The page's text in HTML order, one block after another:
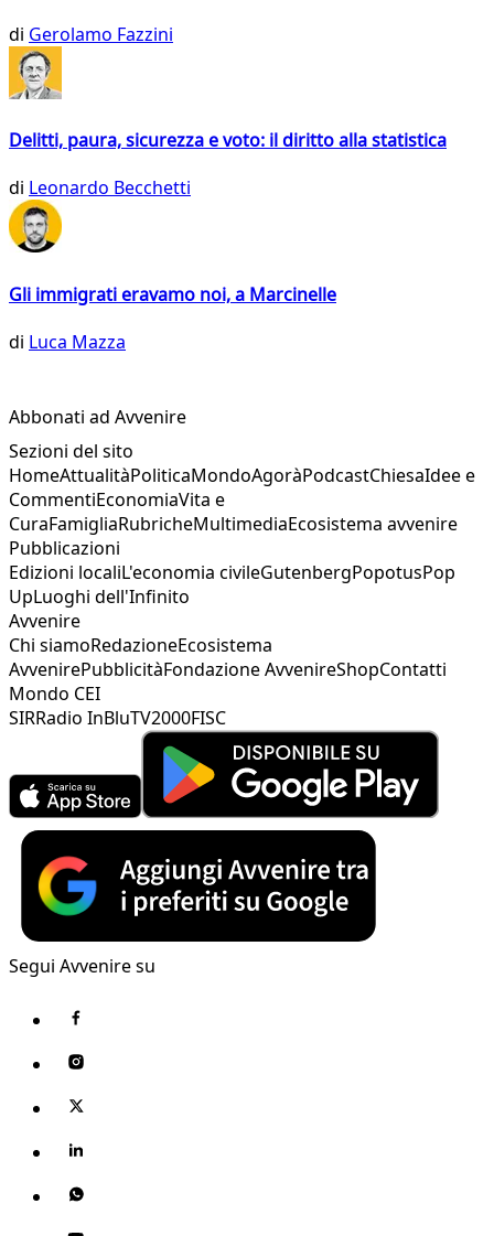
di Gerolamo Fazzini
Delitti, paura, sicurezza e voto: il diritto alla statistica
di Leonardo Becchetti
Gli immigrati eravamo noi, a Marcinelle
di Luca Mazza
Abbonati ad Avvenire
Sezioni del sito
HomeAttualitàPoliticaMondoAgoràPodcastChiesaIdee e
CommentiEconomiaVita e
CuraFamigliaRubricheMultimediaEcosistema avvenire
Pubblicazioni
Edizioni localiL'economia civileGutenbergPopotusPop
UpLuoghi dell'Infinito
Avvenire
Chi siamoRedazioneEcosistema
AvvenirePubblicitàFondazione AvvenireShopContatti
Mondo CEI
SIRRadio InBluTV2000FISC
Segui Avvenire su